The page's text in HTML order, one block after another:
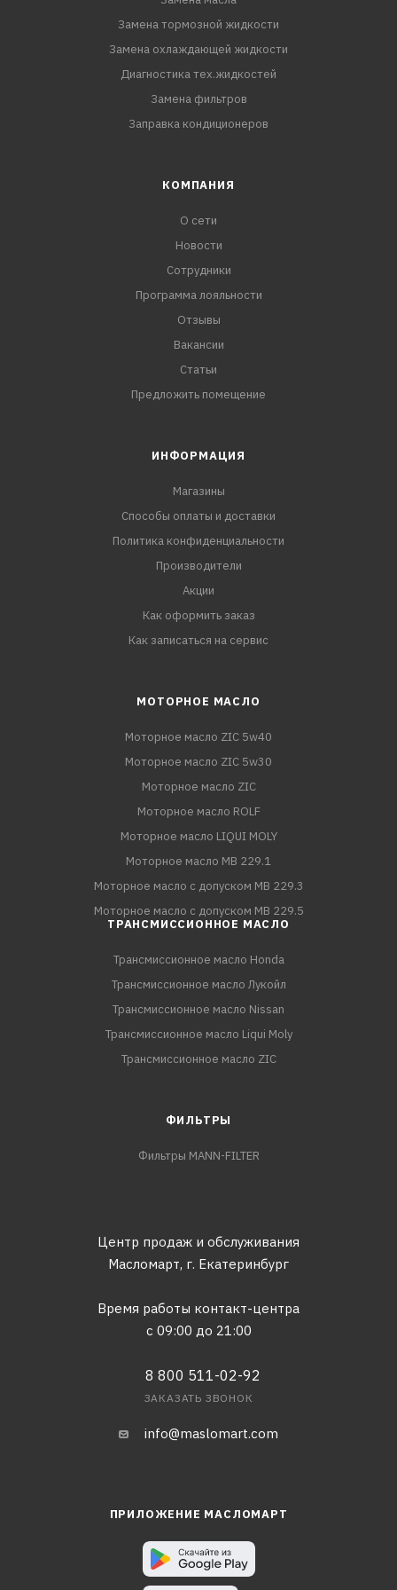
Замена тормозной жидкости
Замена охлаждающей жидкости
Диагностика тех.жидкостей
Замена фильтров
Заправка кондиционеров
КОМПАНИЯ
О сети
Новости
Сотрудники
Программа лояльности
Отзывы
Вакансии
Статьи
Предложить помещение
ИНФОРМАЦИЯ
Магазины
Способы оплаты и доставки
Политика конфиденциальности
Производители
Акции
Как оформить заказ
Как записаться на сервис
МОТОРНОЕ МАСЛО
Моторное масло ZIC 5w40
Моторное масло ZIC 5w30
Моторное масло ZIC
Моторное масло ROLF
Моторное масло LIQUI MOLY
Моторное масло MB 229.1
Моторное масло с допуском MB 229.3
Моторное масло с допуском MB 229.5
ТРАНСМИССИОННОЕ МАСЛО
Трансмиссионное масло Honda
Трансмиссионное масло Лукойл
Трансмиссионное масло Nissan
Трансмиссионное масло Liqui Moly
Трансмиссионное масло ZIC
ФИЛЬТРЫ
Фильтры MANN-FILTER
Центр продаж и обслуживания
Масломарт, г. Екатеринбург
Время работы контакт-центра
с 09:00 до 21:00
8 800 511-02-92
ЗАКАЗАТЬ ЗВОНОК
info@maslomart.com
ПРИЛОЖЕНИЕ МАСЛОМАРТ